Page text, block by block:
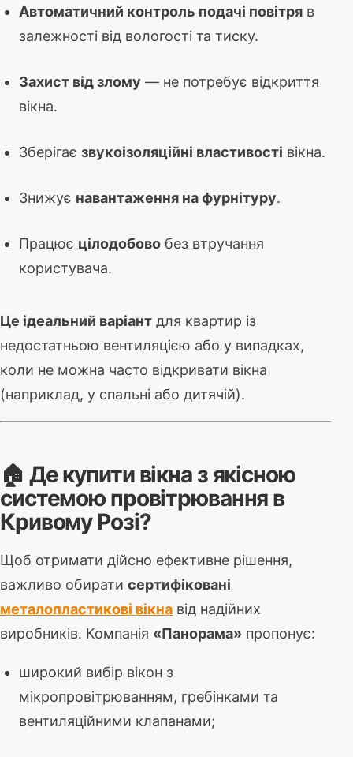
Автоматичний контроль подачі повітря в
залежності від вологості та тиску.
Захист від злому — не потребує відкриття
вікна.
Зберігає звукоізоляційні властивості вікна.
Знижує навантаження на фурнітуру.
Працює цілодобово без втручання
користувача.
Це ідеальний варіант для квартир із
недостатньою вентиляцією або у випадках,
коли не можна часто відкривати вікна
(наприклад, у спальні або дитячій).
🏠 Де купити вікна з якісною
системою провітрювання в
Кривому Розі?
Щоб отримати дійсно ефективне рішення,
важливо обирати сертифіковані
металопластикові вікна від надійних
виробників. Компанія «Панорама» пропонує:
широкий вибір вікон з
мікропровітрюванням, гребінками та
вентиляційними клапанами;